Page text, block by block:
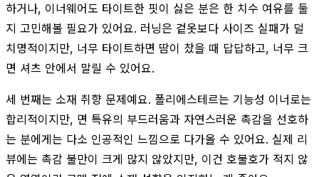
하거나, 이너웨어도 타이트한 핏이 싫은 분은 한 치수 여유를 둘
지 고민해볼 필요가 있어요. 러닝은 겉옷보다 사이즈 실패가 덜
치명적이지만, 너무 타이트하면 땀이 찼을 때 답답하고, 너무 크
면 셔츠 안에서 말릴 수 있어요.
세 번째는 소재 취향 문제예요. 폴리에스테르는 기능성 이너로는
합리적이지만, 면 특유의 부드러움과 자연스러운 촉감을 선호하
는 분에게는 다소 인공적인 느낌으로 다가올 수 있어요. 실제 리
뷰에는 촉감 불만이 크게 많지 않았지만, 이건 호불호가 적지 않